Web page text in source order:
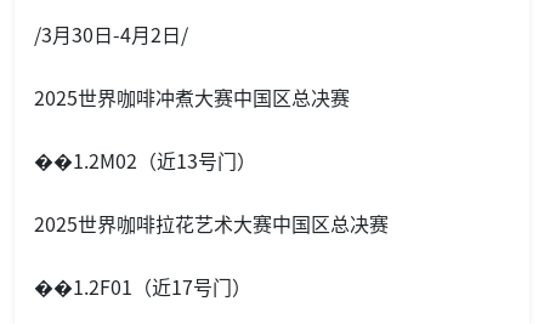
/3月30日-4月2日/
2025世界咖啡冲煮大赛中国区总决赛
��1.2M02（近13号门）
2025世界咖啡拉花艺术大赛中国区总决赛
��1.2F01（近17号门）